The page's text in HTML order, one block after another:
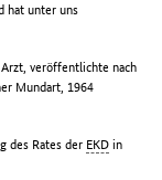
hat unter uns
veröffentlichte nach
Mundart, 1964
des Rates der EKD in